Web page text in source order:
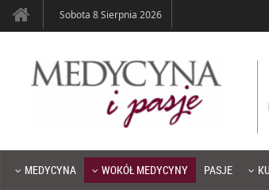
Sobota 8 Sierpnia 2026
MEDYCYNA WOKÓŁ MEDYCYNY PASJE